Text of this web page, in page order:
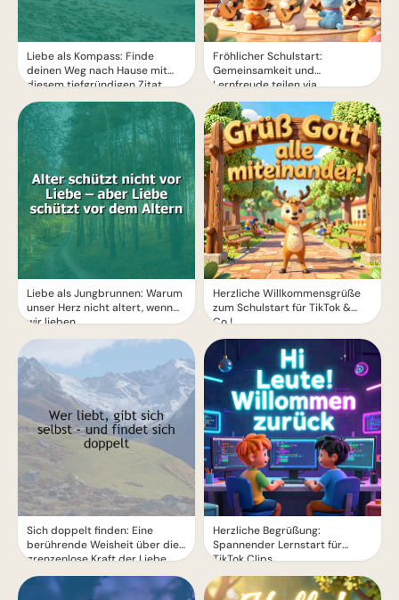
Liebe als Kompass: Finde
deinen Weg nach Hause mit
diesem tiefgründigen Zitat
Liebe als Jungbrunnen: Warum
unser Herz nicht altert, wenn
wir lieben
Sich doppelt finden: Eine
berührende Weisheit über die
grenzenlose Kraft der Liebe
Fröhlicher Schulstart:
Gemeinsamkeit und
Lernfreude teilen via
WhatsApp!
Herzliche Willkommensgrüße
zum Schulstart für TikTok &
Co.!
Herzliche Begrüßung:
Spannender Lernstart für
TikTok Clips